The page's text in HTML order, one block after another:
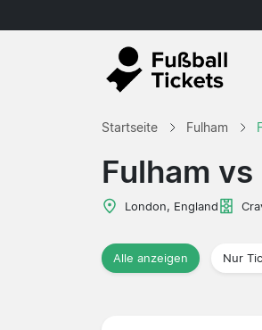
Startseite Fulham
Fulham
London, England
Alle anzeigen Nur